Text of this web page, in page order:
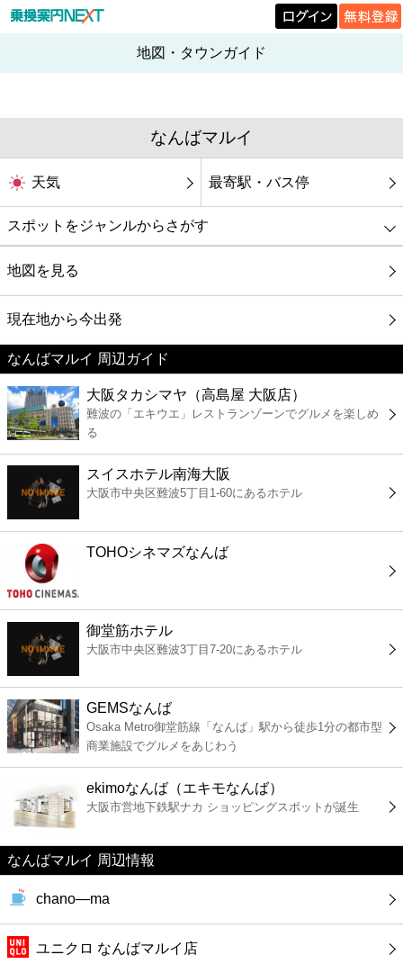
地図・タウンガイド
なんばマルイ
天気 最寄駅・バス停
スポットをジャンルからさがす
グルメ
映画
美容
コンビニ
薬局
エンタメ
レジャー
書店
ファミレス
カフェ
ショッピング
銀行
公共
地図を見る
現在地から今出発
なんばマルイ 周辺ガイド
大阪タカシマヤ（高島屋 大阪店）
難波の「エキウエ」レストランゾーンでグルメを楽しめ
る
スイスホテル南海大阪
大阪市中央区難波5丁目1-60にあるホテル
TOHOシネマズなんば
御堂筋ホテル
大阪市中央区難波3丁目7-20にあるホテル
GEMSなんば
Osaka Metro御堂筋線「なんば」駅から徒歩1分の都市型
商業施設でグルメをあじわう
ekimoなんば（エキモなんば）
大阪市営地下鉄駅ナカ ショッピングスポットが誕生
なんばマルイ 周辺情報
chano―ma
ユニクロ なんばマルイ店